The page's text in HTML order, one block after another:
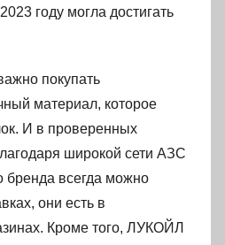
году могла достигать
покупать
материал, которое
И в проверенных
широкой сети АЗС
всегда можно
они есть в
Кроме того, ЛУКОЙЛ